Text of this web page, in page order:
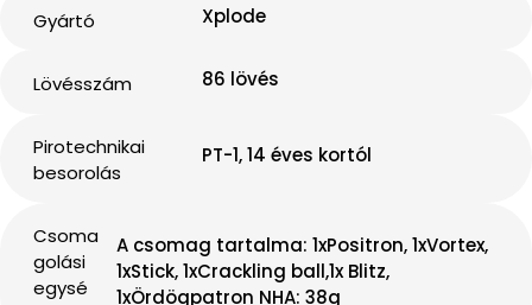
Gyártó Xplode
Lövésszám 86 lövés
Pirotechnikai
besorolás
PT-1, 14 éves kortól
Csoma
golási
egysé
A csomag tartalma: 1xPositron, 1xVortex,
1xStick, 1xCrackling ball,1x Blitz,
1xÖrdögpatron NHA: 38g